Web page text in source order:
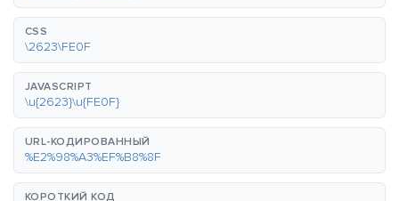
CSS
\2623\FE0F
JAVASCRIPT
\u{2623}\u{FE0F}
URL-КОДИРОВАННЫЙ
%E2%98%A3%EF%B8%8F
КОРОТКИЙ КОД